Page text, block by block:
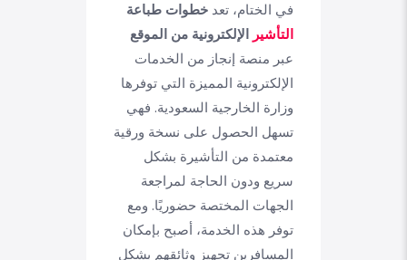
في الختام، تعد خطوات طباعة
التأشير الإلكترونية من الموقع
عبر منصة إنجاز من الخدمات
الإلكترونية المميزة التي توفرها
وزارة الخارجية السعودية. فهي
تسهل الحصول على نسخة ورقية
معتمدة من التأشيرة بشكل
سريع ودون الحاجة لمراجعة
الجهات المختصة حضوريًا. ومع
توفر هذه الخدمة، أصبح بإمكان
المسافرين تجهيز وثائقهم بشكل